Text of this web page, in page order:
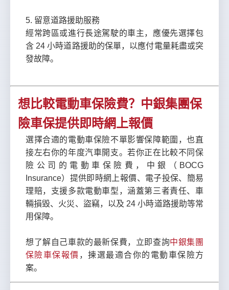
5. 留意道路援助服務
經常跨區或進行長途駕駛的車主，應優先選擇包
含 24 小時道路援助的保單，以應付電量耗盡或突
發故障。
想比較電動車保險費？中銀集團保
險車保提供即時網上報價
選擇合適的電動車保險不單影響保障範圍，也直
接左右你的年度汽車開支。若你正在比較不同保
險公司的電動車保險費，中銀（BOCG
Insurance）提供即時網上報價、電子投保、簡易
理賠，支援多款電動車型，涵蓋第三者責任、車
輛損毀、火災、盜竊，以及 24 小時道路援助等常
用保障。
想了解自己車款的最新保費，立即查詢中銀集團
保險車保報價 ，揀選最適合你的電動車保險方
案。